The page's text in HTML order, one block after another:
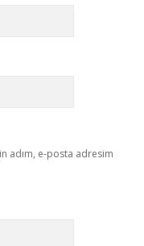
adım, e-posta adresim